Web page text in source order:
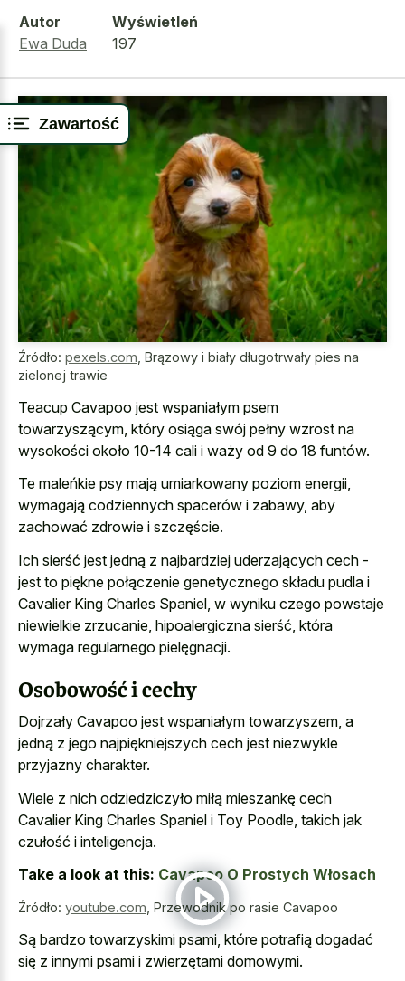
Zawartość
Autor
Ewa Duda
Wyświetleń
197
Źródło: pexels.com Brązowy i biały długotrwały pies na
zielonej trawie
Teacup Cavapoo jest wspaniałym psem
towarzyszącym, który osiąga swój pełny wzrost na
wysokości około 10-14 cali i waży od 9 do 18 funtów.
Te maleńkie psy mają umiarkowany poziom energii,
wymagają codziennych spacerów i zabawy, aby
zachować zdrowie i szczęście.
Ich sierść jest jedną z najbardziej uderzających cech -
jest to piękne połączenie genetycznego składu pudla i
Cavalier King Charles Spaniel, w wyniku czego powstaje
niewielkie zrzucanie, hipoalergiczna sierść, która
wymaga regularnego pielęgnacji.
Osobowość i cechy
Dojrzały Cavapoo jest wspaniałym towarzyszem, a
jedną z jego najpiękniejszych cech jest niezwykle
przyjazny charakter.
Wiele z nich odziedziczyło miłą mieszankę cech
Cavalier King Charles Spaniel i Toy Poodle, takich jak
czułość i inteligencja.
Take a look at this: Cavapoo O Prostych Włosach
Źródło: youtube.com Przewodnik po rasie Cavapoo
Są bardzo towarzyskimi psami, które potrafią dogadać
się z innymi psami i zwierzętami domowymi.